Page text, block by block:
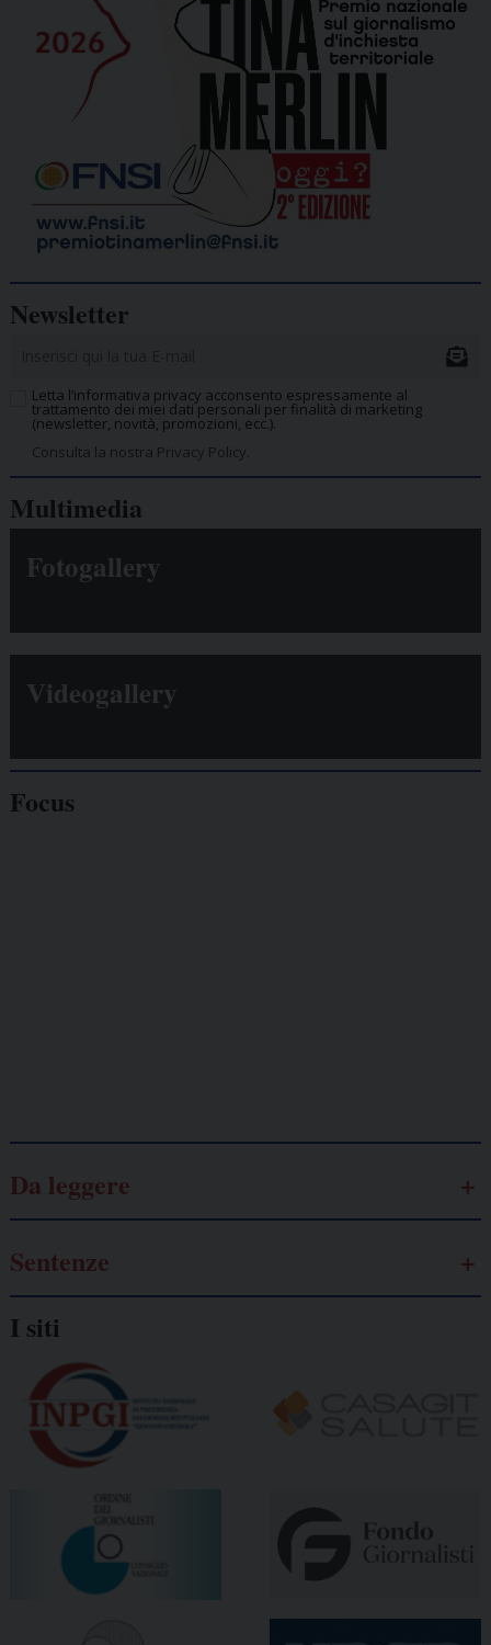
Newsletter
Letta l’informativa privacy acconsento espressamente al
trattamento dei miei dati personali per finalità di marketing
(newsletter, novità, promozioni, ecc.).
Consulta la nostra Privacy Policy.
Multimedia
Fotogallery
Videogallery
Focus
Da leggere
Sentenze
I siti